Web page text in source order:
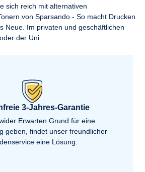
sich reich mit alternativen
von Sparsando - So macht Drucken
Neue. Im privaten und geschäftlichen
der Uni.
3-Jahres-Garantie
Erwarten Grund für eine
geben, findet unser freundlicher
eine Lösung.